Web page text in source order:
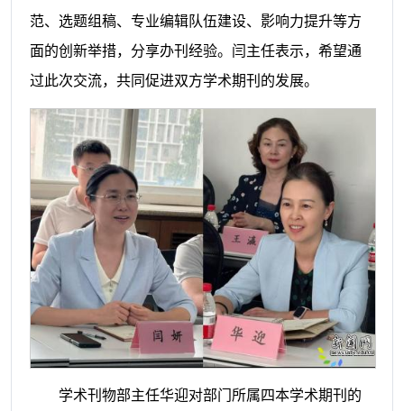
范、选题组稿、专业编辑队伍建设、影响力提升等方
面的创新举措，分享办刊经验。闫主任表示，希望通
过此次交流，共同促进双方学术期刊的发展。
学术刊物部主任华迎对部门所属四本学术期刊的